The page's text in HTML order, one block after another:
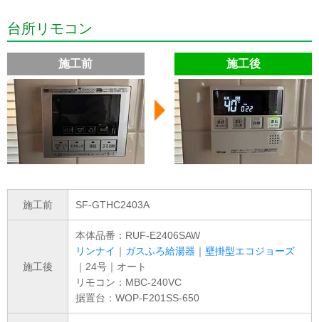
台所リモコン
施工前 施工後
施工前 SF-GTHC2403A
施工後
本体品番：RUF-E2406SAW
リンナイ ｜ ガスふろ給湯器 ｜ 壁掛型エコジョーズ
｜24号｜オート
リモコン：MBC-240VC
据置台：WOP-F201SS-650